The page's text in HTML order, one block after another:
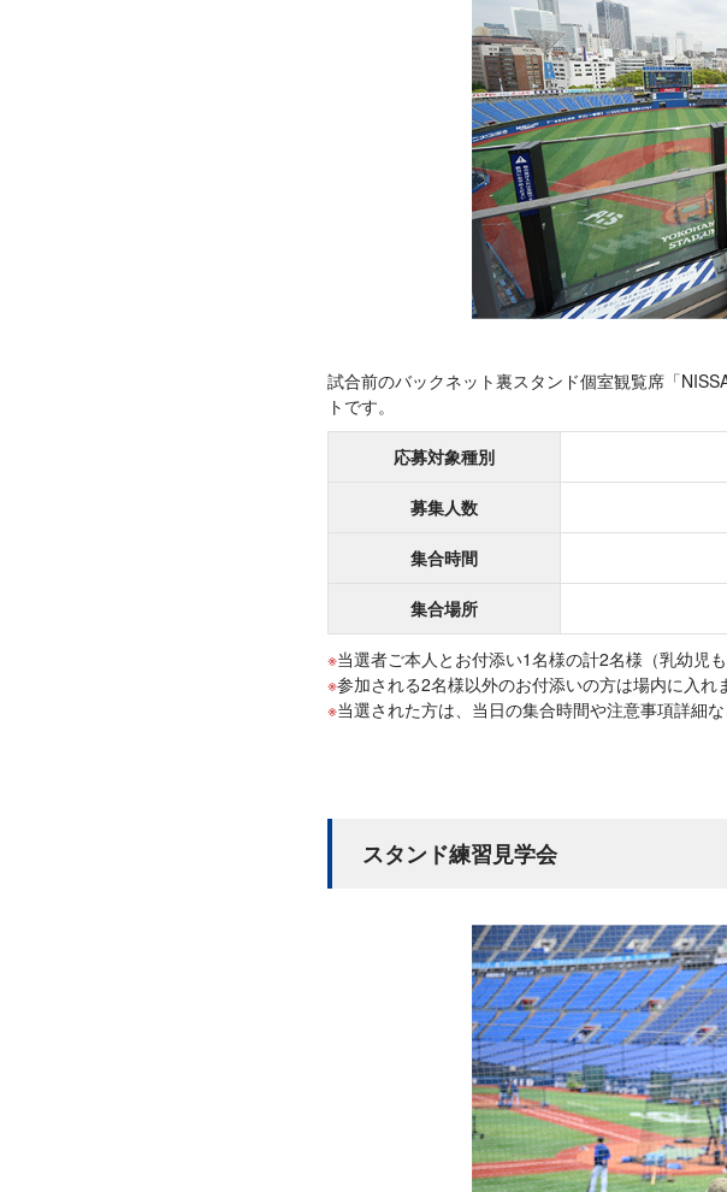
試合前のバックネット裏スタンド個室観覧席「
トです。
応募対象種別
募集人数
集合時間
集合場所
当選者ご本人とお付添い1名様の計2名様（乳幼児
参加される2名様以外のお付添いの方は場内に入れ
当選された方は、当日の集合時間や注意事項詳細
スタンド練習見学会